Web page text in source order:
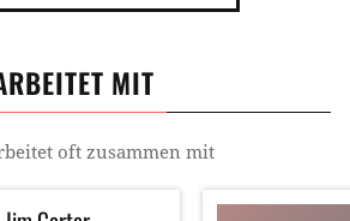
MIT
oft zusammen mit